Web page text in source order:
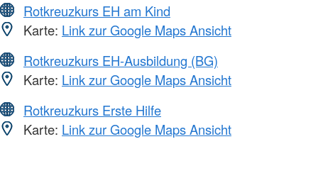
Rotkreuzkurs EH am Kind
Karte: Link zur Google Maps Ansicht
Rotkreuzkurs EH-Ausbildung (BG)
Karte: Link zur Google Maps Ansicht
Rotkreuzkurs Erste Hilfe
Karte: Link zur Google Maps Ansicht